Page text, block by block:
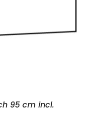
95 cm incl.